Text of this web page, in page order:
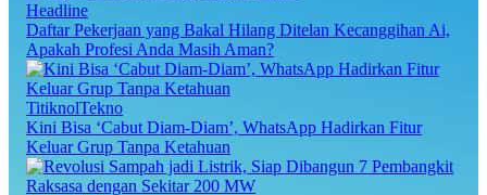
Headline
Daftar Pekerjaan yang Bakal Hilang Ditelan Kecanggihan Ai,
Apakah Profesi Anda Masih Aman?
TitiknolTekno
Kini Bisa ‘Cabut Diam-Diam’, WhatsApp Hadirkan Fitur
Keluar Grup Tanpa Ketahuan